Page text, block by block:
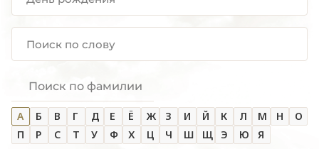
Поиск по фамилии
А Б В Г Д Е Ё Ж З И Й К Л М Н
О
П
Р С Т У Ф Х Ц Ч Ш Щ Э Ю Я